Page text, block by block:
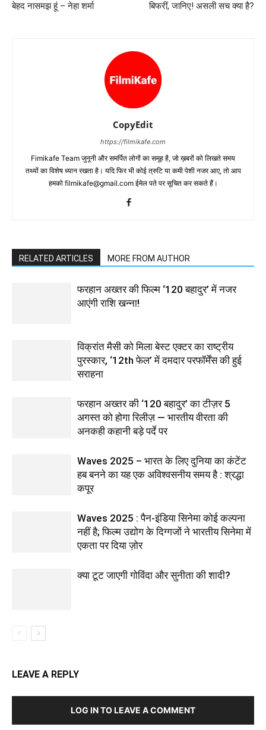
बेहद नासमझ हूं – नेहा शर्मा
बिफरीं, जानिए! असली सच क्‍या है?
CopyEdit
https://filmikafe.com
Fimikafe Team जुनूनी और समर्पित लोगों का समूह है, जो ख़बरों को लिखते समय
तथ्‍यों का विशेष ध्‍यान रखता है। यदि फिर भी कोई त्रुटि या कमी पेशी नजर आए, तो आप
हमको filmikafe@gmail.com ईमेल पते पर सूचित कर सकते हैं।
RELATED ARTICLES MORE FROM AUTHOR
फरहान अख्तर की फिल्म ‘120 बहादुर’ में नजर
आएंगी राशि खन्ना!
विक्रांत मैसी को मिला बेस्ट एक्टर का राष्ट्रीय
पुरस्कार, ‘12th फेल’ में दमदार परफॉर्मेंस की हुई
सराहना
फरहान अख्तर की ‘120 बहादुर’ का टीज़र 5
अगस्त को होगा रिलीज़ — भारतीय वीरता की
अनकही कहानी बड़े पर्दे पर
Waves 2025 – भारत के लिए दुनिया का कंटेंट
हब बनने का यह एक अविश्वसनीय समय है : श्रद्धा
कपूर
Waves 2025 : पैन-इंडिया सिनेमा कोई कल्पना
नहीं है; फिल्म उद्योग के दिग्गजों ने भारतीय सिनेमा में
एकता पर दिया ज़ोर
क्या टूट जाएगी गोविंदा और सुनीता की शादी?
LEAVE A REPLY
LOG IN TO LEAVE A COMMENT